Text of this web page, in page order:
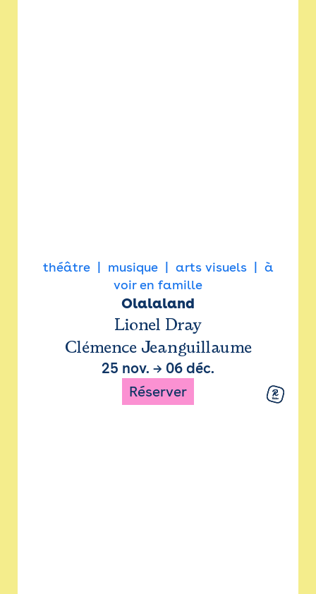
théâtre musique arts visuels
à
voir en famille
Olalaland
Lionel Dray
Clémence Jeanguillaume
25 nov. → 06 déc.
Réserver